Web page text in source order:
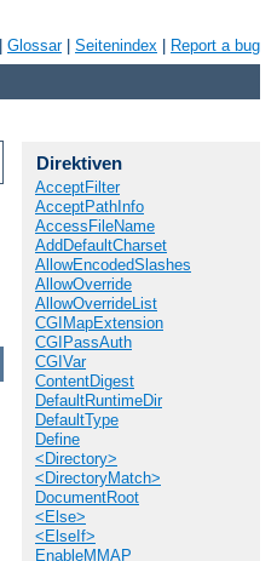
Glossar| Seitenindex Report a bug
Direktiven
AcceptFilter
AcceptPathInfo
AccessFileName
AddDefaultCharset
AllowEncodedSlashes
AllowOverride
AllowOverrideList
CGIMapExtension
CGIPassAuth
CGIVar
ContentDigest
DefaultRuntimeDir
DefaultType
Define
<Directory>
<DirectoryMatch>
DocumentRoot
<Else>
<ElseIf>
EnableMMAP